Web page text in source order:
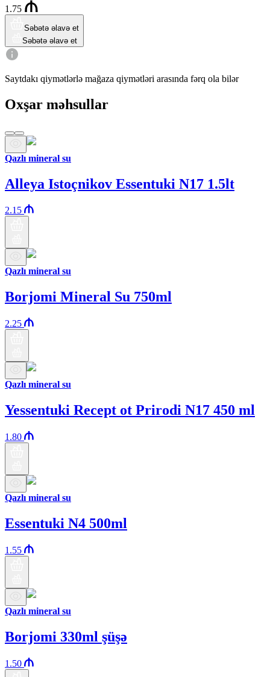
1.75
Səbətə əlavə et
Səbətə əlavə et
Saytdakı qiymətlərlə mağaza qiymətləri arasında fərq ola bilər
Oxşar məhsullar
Qazlı mineral su
Alleya Istoçnikov Essentuki N17 1.5lt
2.15
Qazlı mineral su
Borjomi Mineral Su 750ml
2.25
Qazlı mineral su
Yessentuki Recept ot Prirodi N17 450 ml
1.80
Qazlı mineral su
Essentuki N4 500ml
1.55
Qazlı mineral su
Borjomi 330ml şüşə
1.50